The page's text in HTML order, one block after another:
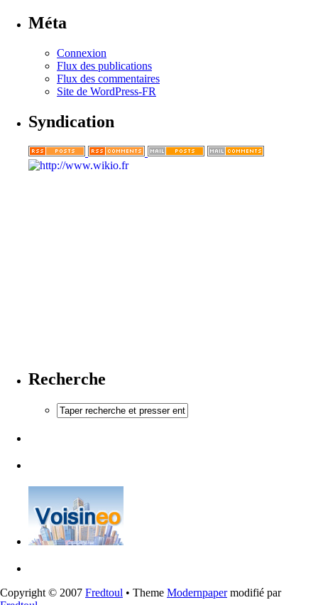
Méta
Connexion
Flux des publications
Flux des commentaires
Site de WordPress-FR
Syndication
Recherche
Copyright © 2007 Fredtoul • Theme Modernpapermodifié par